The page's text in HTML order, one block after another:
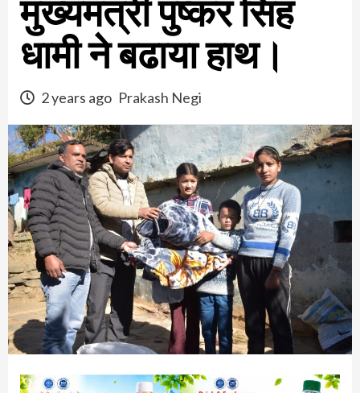
मुख्यमंत्री पुष्कर सिंह
धामी ने बढाया हाथ।
2 years ago Prakash Negi